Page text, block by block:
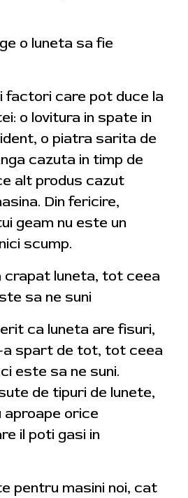
o luneta sa fie
factori care pot duce la
o lovitura in spate in
o piatra sarita de
cazuta in timp de
alt produs cazut
Din fericire,
geam nu este un
scump.
crapat luneta, tot ceea
sa ne suni
ca luneta are fisuri,
spart de tot, tot ceea
este sa ne suni.
de tipuri de lunete,
orice
il poti gasi in
pentru masini noi, cat